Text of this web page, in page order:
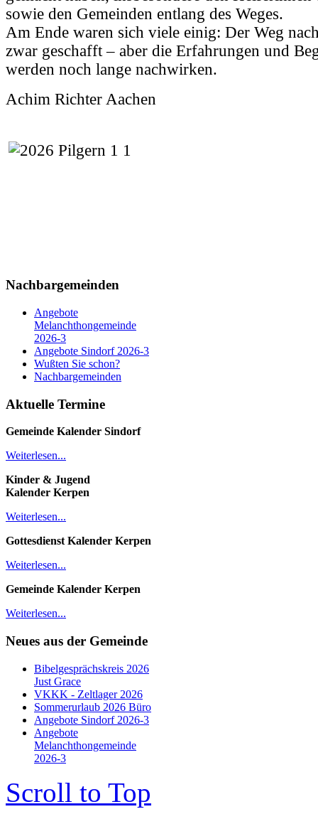
sowie den Gemeinden entlang des Weges.
Am Ende waren sich viele einig: Der Weg
zwar geschafft – aber die Erfahrungen und
werden noch lange nachwirken.
Achim Richter Aachen
Nachbargemeinden
Angebote
Melanchthongemeinde
2026-3
Angebote Sindorf 2026-3
Wußten Sie schon?
Nachbargemeinden
Aktuelle Termine
Gemeinde Kalender Sindorf
Weiterlesen...
Kinder & Jugend
Kalender Kerpen
Weiterlesen...
Gottesdienst Kalender Kerpen
Weiterlesen...
Gemeinde Kalender Kerpen
Weiterlesen...
Neues aus der Gemeinde
Bibelgesprächskreis 2026
Just Grace
VKKK - Zeltlager 2026
Sommerurlaub 2026 Büro
Angebote Sindorf 2026-3
Angebote
Melanchthongemeinde
2026-3
Scroll to Top